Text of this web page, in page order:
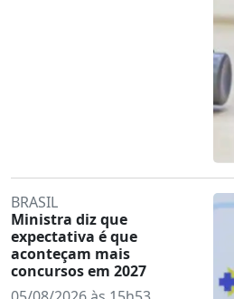
BRASIL
Ministra diz que
expectativa é que
aconteçam mais
concursos em 2027